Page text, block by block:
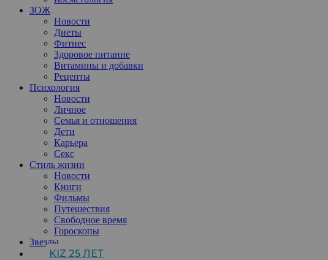
ЗОЖ
Новости
Диеты
Фитнес
Здоровое питание
Витамины и добавки
Рецепты
Психология
Новости
Личное
Семья и отношения
Дети
Карьера
Секс
Стиль жизни
Новости
Книги
Фильмы
Путешествия
Свободное время
Гороскопы
Звезды
KIZ 25 ЛЕТ